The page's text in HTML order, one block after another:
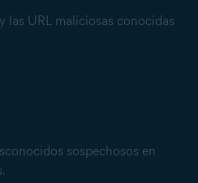
las URL maliciosas conocidas
sospechosos en